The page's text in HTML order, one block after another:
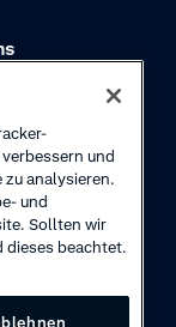
und
zu analysieren.
und
Sollten wir
dieses beachtet.